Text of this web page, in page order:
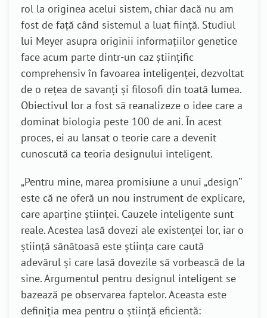
rol la originea acelui sistem, chiar dacă nu am
fost de față când sistemul a luat ființă. Studiul
lui Meyer asupra originii informațiilor genetice
face acum parte dintr-un caz științific
comprehensiv în favoarea inteligenței, dezvoltat
de o rețea de savanți și filosofi din toată lumea.
Obiectivul lor a fost să reanalizeze o idee care a
dominat biologia peste 100 de ani. În acest
proces, ei au lansat o teorie care a devenit
cunoscută ca teoria designului inteligent.
„Pentru mine, marea promisiune a unui „design’’
este că ne oferă un nou instrument de explicare,
care aparține științei. Cauzele inteligente sunt
reale. Acestea lasă dovezi ale existenței lor, iar o
știință sănătoasă este știința care caută
adevărul și care lasă dovezile să vorbească de la
sine. Argumentul pentru designul inteligent se
bazează pe observarea faptelor. Aceasta este
definiția mea pentru o știință eficientă: